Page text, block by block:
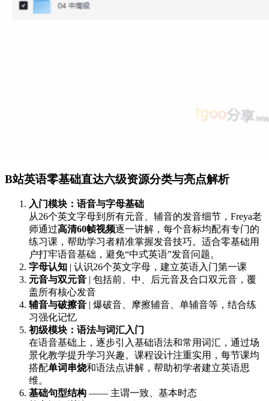
B站英语零基础直达六级资源分类与亮点解析
入门模块：语音与字母基础
从26个英文字母到所有元音、辅音的发音细节，Freya老
师通过高清60帧视频逐一讲解，每个音标均配有专门的
练习课，帮助学习者精准掌握发音技巧。适合零基础用
户打牢语音基础，避免“中式英语”发音问题。
字母认知
| 认识26个英文字母，建立英语入门第一课
元音与双元音 | 包括前、中、后元音及合口双元音，覆
盖所有核心发音
辅音与破擦音 | 爆破音、摩擦辅音、单辅音等，结合练
习强化记忆
初级模块：语法与词汇入门
在语音基础上，逐步引入基础语法和常用词汇，通过场
景化教学提升学习兴趣。课程设计注重实用，每节课均
搭配单词串烧和语法点讲解，帮助初学者建立英语思
维。
基础句型结构 —— 主谓一致、基本时态